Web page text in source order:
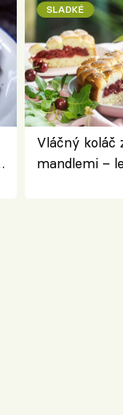
SLADKÉ
Vláčný koláč
mandlemi –